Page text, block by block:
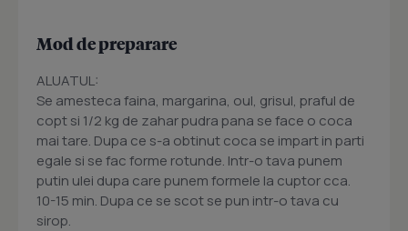
Mod de preparare
ALUATUL:
Se amesteca faina, margarina, oul, grisul, praful de
copt si 1/2 kg de zahar pudra pana se face o coca
mai tare. Dupa ce s-a obtinut coca se impart in parti
egale si se fac forme rotunde. Intr-o tava punem
putin ulei dupa care punem formele la cuptor cca.
10-15 min. Dupa ce se scot se pun intr-o tava cu
sirop.